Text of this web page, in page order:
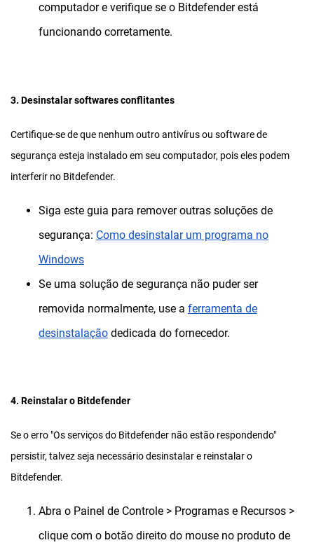
computador e verifique se o Bitdefender está
funcionando corretamente.
3. Desinstalar softwares conflitantes
Certifique-se de que nenhum outro antivírus ou software de
segurança esteja instalado em seu computador, pois eles podem
interferir no Bitdefender.
Siga este guia para remover outras soluções de
segurança: Como desinstalar um programa no
Windows
Se uma solução de segurança não puder ser
removida normalmente, use a ferramenta de
desinstalação dedicada do fornecedor.
4. Reinstalar o Bitdefender
Se o erro "Os serviços do Bitdefender não estão respondendo"
persistir, talvez seja necessário desinstalar e reinstalar o
Bitdefender.
Abra o Painel de Controle > Programas e Recursos >
clique com o botão direito do mouse no produto de